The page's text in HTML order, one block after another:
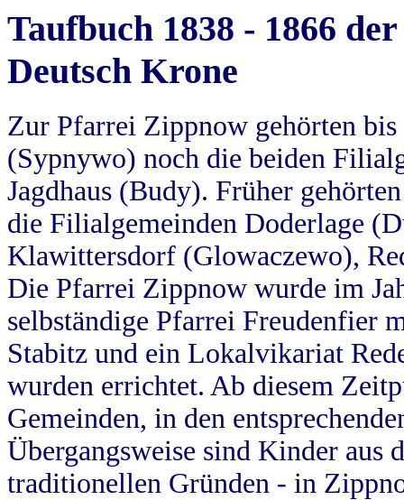
Taufbuch 1838 - 1866
Deutsch Krone
Zur Pfarrei Zippnow gehörten
(Sypnywo) noch die beiden
Jagdhaus (Budy). Früher
die Filialgemeinden Doderlage
Klawittersdorf (Glowaczewo),
Die Pfarrei Zippnow wurde im
selbständige Pfarrei Freudenfier
Stabitz und ein Lokalvikariat
wurden errichtet. Ab diesem
Gemeinden, in den
Übergangsweise sind Kinder aus
traditionellen Gründen - in